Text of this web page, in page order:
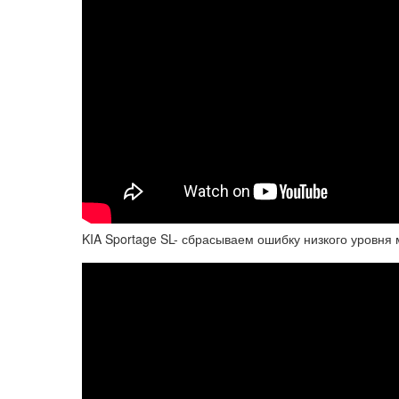
KIA Sportage SL- сбрасываем ошибку низкого уровня